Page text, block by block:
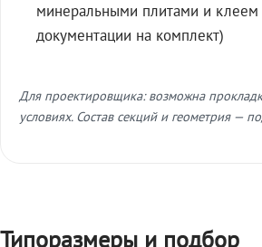
минеральными плитами и клеем
документации на комплект)
Для проектировщика: возможна
условиях. Состав секций и геометрия —
Типоразмеры и подбор